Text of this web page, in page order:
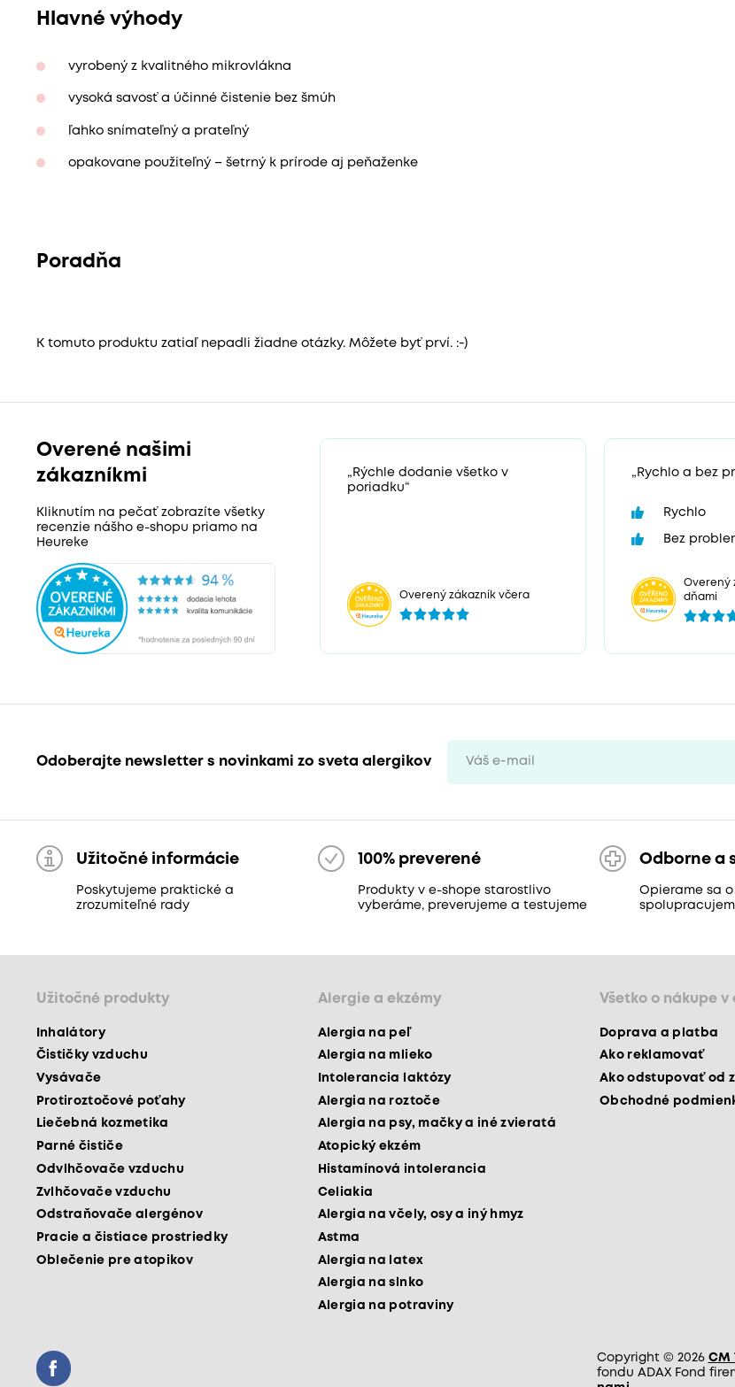
Hlavné výhody
vyrobený z kvalitného mikrovlákna
vysoká savosť a účinné čistenie bez šmúh
ľahko snímateľný a prateľný
opakovane použiteľný – šetrný k prírode aj peňaženke
Poradňa
K tomuto produktu zatiaľ nepadli žiadne otázky. Môžete byť prví. :-)
Overené našimi
zákazníkmi
Kliknutím na pečať zobrazíte všetky
recenzie nášho e-shopu priamo na
Heureke
„Rýchle dodanie všetko v
poriadku“
Overený zákazník včera
„Rychlo a bez
Rychlo
Bez
Overený
dňami
Odoberajte newsletter s novinkami zo sveta alergikov
Užitočné informácie
Poskytujeme praktické a
zrozumiteľné rady
100% preverené
Produkty v e-shope starostlivo
vyberáme, preverujeme a testujeme
Odborne a
Opierame sa
Užitočné produkty
Inhalátory
Čističky vzduchu
Vysávače
Protiroztočové poťahy
Liečebná kozmetika
Parné čističe
Odvlhčovače vzduchu
Zvlhčovače vzduchu
Odstraňovače alergénov
Pracie a čistiace prostriedky
Oblečenie pre atopikov
Alergie a ekzémy
Alergia na peľ
Alergia na mlieko
Intolerancia laktózy
Alergia na roztoče
Alergia na psy, mačky a iné zvieratá
Atopický ekzém
Histamínová intolerancia
Celiakia
Alergia na včely, osy a iný hmyz
Astma
Alergia na latex
Alergia na slnko
Alergia na potraviny
Všetko o nákupe v
Doprava a platba
Ako reklamovať
Ako odstupovať od
Obchodné
Copyright © 2026 CM
fondu ADAX Fond